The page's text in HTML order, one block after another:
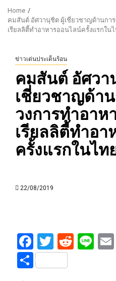
Home
คมสันต์ อัศวานุชิต ผู้เชี่ยวชาญด้านกา
เรียลลิตี้ทำอาหารออนไลน์ครั้งแรกใน
ข่าวเด่นประเด็นร้อน
คมสันต์ อัศวา
เชี่ยวชาญด้า
วงการทำอาห
เรียลลิตี้ทำอ
ครั้งแรกในไท
22/08/2019
Facebook
Twitter
Reddit
Share